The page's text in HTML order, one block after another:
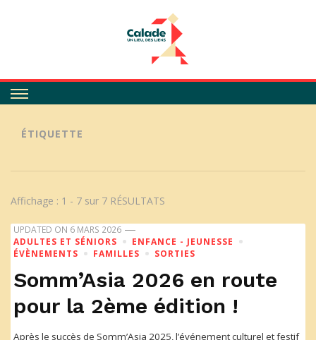
Calade
ÉTIQUETTE
Affichage : 1 - 7 sur 7 RÉSULTATS
UPDATED ON 6 MARS 2026
ADULTES ET SÉNIORS
ENFANCE - JEUNESSE
ÉVÈNEMENTS
FAMILLES SORTIES
Somm’Asia 2026 en route
pour la 2ème édition !
Après le succès de Somm’Asia 2025, l’événement culturel et festif